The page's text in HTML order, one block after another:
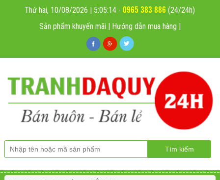
Thứ hai, 10/08/2026 | 5:05:15 - 0965 383 886(24/24h)
Sản phẩm khuyến mãi | Hướng dẫn mua hàng |